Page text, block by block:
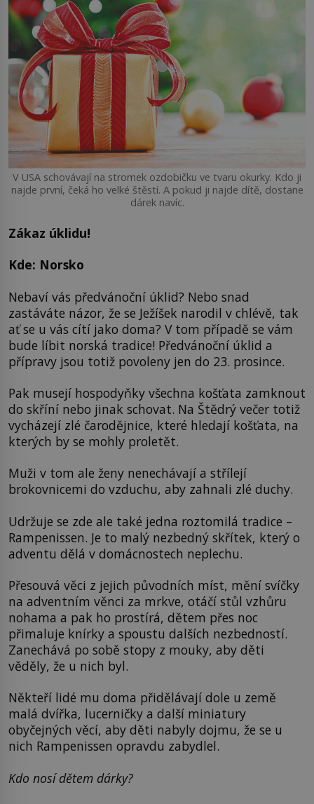
V USA schovávají na stromek ozdobičku ve tvaru okurky. Kdo ji
najde první, čeká ho velké štěstí. A pokud ji najde dítě, dostane
dárek navíc.
Zákaz úklidu!
Kde: Norsko
Nebaví vás předvánoční úklid? Nebo snad
zastáváte názor, že se Ježíšek narodil v chlévě, tak
ať se u vás cítí jako doma? V tom případě se vám
bude líbit norská tradice! Předvánoční úklid a
přípravy jsou totiž povoleny jen do 23. prosince.
Pak musejí hospodyňky všechna košťata zamknout
do skříní nebo jinak schovat. Na Štědrý večer totiž
vycházejí zlé čarodějnice, které hledají košťata, na
kterých by se mohly proletět.
Muži v tom ale ženy nenechávají a střílejí
brokovnicemi do vzduchu, aby zahnali zlé duchy.
Udržuje se zde ale také jedna roztomilá tradice –
Rampenissen. Je to malý nezbedný skřítek, který o
adventu dělá v domácnostech neplechu.
Přesouvá věci z jejich původních míst, mění svíčky
na adventním věnci za mrkve, otáčí stůl vzhůru
nohama a pak ho prostírá, dětem přes noc
přimaluje knírky a spoustu dalších nezbedností.
Zanechává po sobě stopy z mouky, aby děti
věděly, že u nich byl.
Někteří lidé mu doma přidělávají dole u země
malá dvířka, lucerničky a další miniatury
obyčejných věcí, aby děti nabyly dojmu, že se u
nich Rampenissen opravdu zabydlel.
Kdo nosí dětem dárky?